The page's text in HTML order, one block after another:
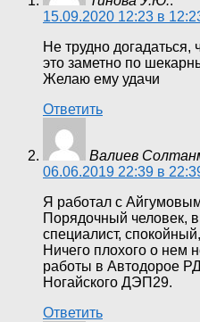
15.09.2020 12:23 в
Не трудно догадаться,
это заметно по
Желаю ему удачи
Ответить
Валиев
06.06.2019 22:39 в
Я работал с
Порядочный человек,
специалист,
Ничего плохого о нем
работы в Автодорое
Ногайского ДЭП29.
Ответить